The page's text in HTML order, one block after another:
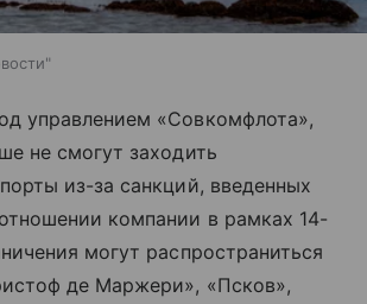
управлением «Совкомфлота»,
не смогут заходить
из-за санкций, введенных
компании в рамках 14-
могут распространиться
де Маржери», «Псков»,